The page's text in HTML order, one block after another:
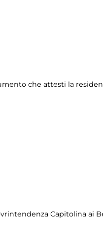
che attesti la
Capitolina ai